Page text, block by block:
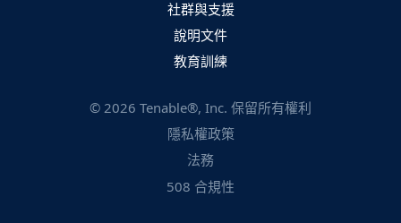
社群與支援
說明文件
教育訓練
© 2026 Tenable®, Inc. 保留所有權利
隱私權政策
法務
508 合規性